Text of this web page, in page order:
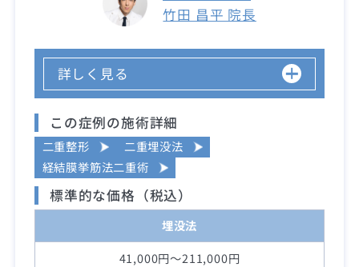
竹田 昌平 院長
詳しく見る
この症例の施術詳細
二重整形
二重埋没法
経結膜挙筋法二重術
標準的な価格（税込）
埋没法
41,000円～211,000円